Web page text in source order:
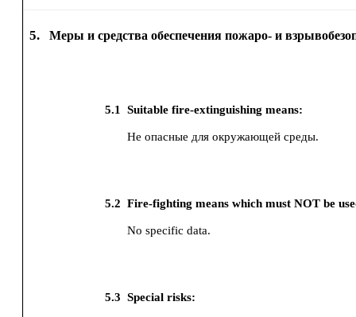
5. Меры и средства обеспечения пожаро- и
5.1 Suitable fire-extinguishing means:
Не опасные для окружающей среды.
5.2 Fire-fighting means which must NOT be
No specific data.
5.3 Special risks: